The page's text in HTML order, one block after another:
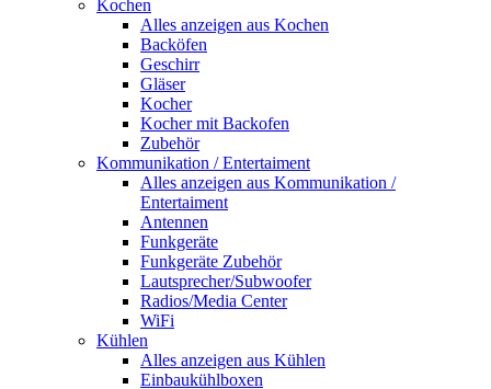
Kochen
Alles anzeigen aus Kochen
Backöfen
Geschirr
Gläser
Kocher
Kocher mit Backofen
Zubehör
Kommunikation / Entertaiment
Alles anzeigen aus Kommunikation /
Entertaiment
Antennen
Funkgeräte
Funkgeräte Zubehör
Lautsprecher/Subwoofer
Radios/Media Center
WiFi
Kühlen
Alles anzeigen aus Kühlen
Einbaukühlboxen